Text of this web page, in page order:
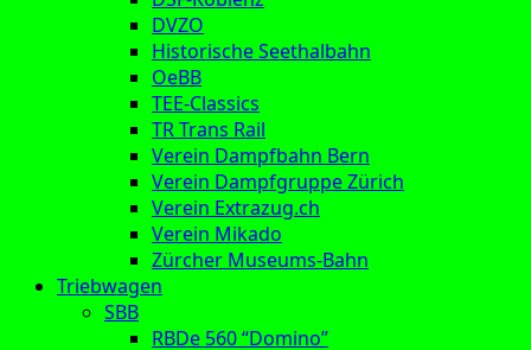
DVZO
Historische Seethalbahn
OeBB
TEE-Classics
TR Trans Rail
Verein Dampfbahn Bern
Verein Dampfgruppe Zürich
Verein Extrazug.ch
Verein Mikado
Zürcher Museums-Bahn
Triebwagen
SBB
RBDe 560 “Domino”